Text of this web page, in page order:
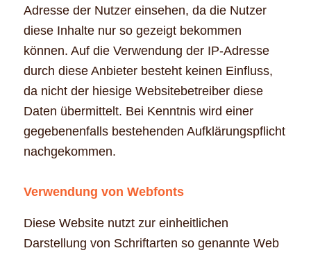
Adresse der Nutzer einsehen, da die Nutzer
diese Inhalte nur so gezeigt bekommen
können. Auf die Verwendung der IP-Adresse
durch diese Anbieter besteht keinen Einfluss,
da nicht der hiesige Websitebetreiber diese
Daten übermittelt. Bei Kenntnis wird einer
gegebenenfalls bestehenden Aufklärungspflicht
nachgekommen.
Verwendung von Webfonts
Diese Website nutzt zur einheitlichen
Darstellung von Schriftarten so genannte Web